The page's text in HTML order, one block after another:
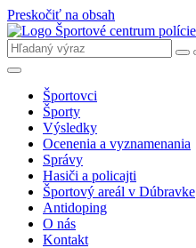
Preskočiť na obsah
Športovci
Športy
Výsledky
Ocenenia a vyznamenania
Správy
Hasiči a policajti
Športový areál v Dúbravke
Antidoping
O nás
Kontakt